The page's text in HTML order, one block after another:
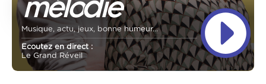
Musique, actu, jeux, bonne humeur...
Ecoutez en direct :
Le Grand Réveil